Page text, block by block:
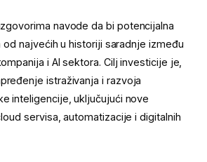
navode da bi potencijalna
najvećih u historiji saradnje između
i AI sektora. Cilj investicije je,
istraživanja i razvoja
inteligencije, uključujući nove
servisa, automatizacije i digitalnih